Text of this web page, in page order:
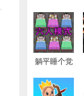
躺平睡个觉